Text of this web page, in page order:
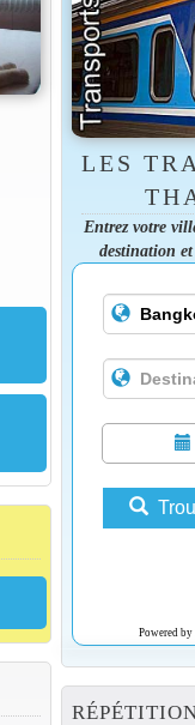
LES
Entrez votre
destination
Powered by